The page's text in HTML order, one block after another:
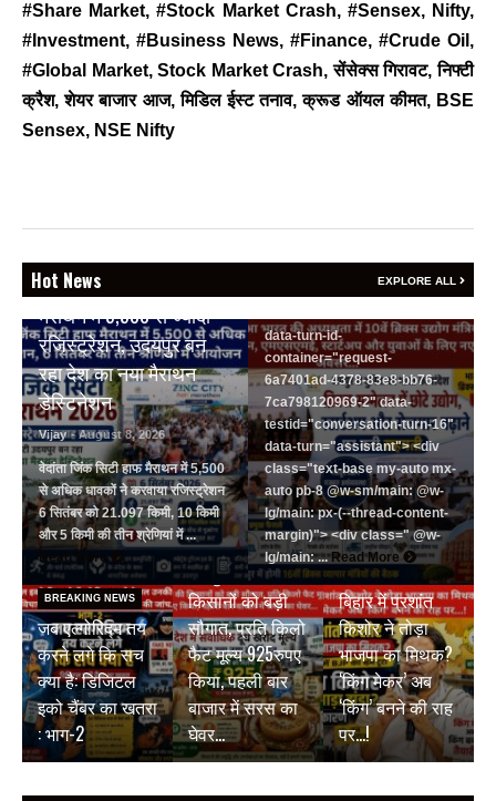
#Share Market, #Stock Market Crash, #Sensex, Nifty,
#Investment, #Business News, #Finance, #Crude Oil,
#Global Market, Stock Market Crash, सेंसेक्स गिरावट, निफ्टी
क्रैश, शेयर बाजार आज, मिडिल ईस्ट तनाव, क्रूड ऑयल कीमत, BSE
Sensex, NSE Nifty
Hot News EXPLORE ALL
वेदांता जिंक सिटी हाफ
मैराथन में 5,500 से ज्यादा
रजिस्ट्रेशन, उदयपुर बन
रहा देश का नया मैराथन
डेस्टिनेशन
Vijay - August 8, 2026
वेदांता जिंक सिटी हाफ मैराथन में 5,500
से अधिक धावकों ने करवाया रजिस्ट्रेशन
6 सितंबर को 21.097 किमी, 10 किमी
और 5 किमी की तीन श्रेणियां में ...
Read More
रोजगार बढ़ाने पर सहमति
- August 6, 2026
<section class="text-token-
text-primary w-full
R6Vx5W_threadScrollVars
data-turn-id-
container="request-
6a7401ad-4378-83e8-bb76-
7ca798120969-2" data-
testid="conversation-turn-16"
data-turn="assistant"> <div
class="text-base my-auto mx-
auto pb-8 @w-sm/main: @w-
lg/main: px-(--thread-content-
margin)"> <div class=" @w-
lg/main: ... Read More
BREAKING NEWS
जब एल्गोरिद्म तय
करने लगे कि सच
क्या है: डिजिटल
इको चैंबर का खतरा
: भाग-2
BREAKING NEWS
जयपुर डेयरी की
किसानों को बड़ी
सौगात, प्रति किलो
फैट मूल्य 925रुपए
किया, पहली बार
बाजार में सरस का
घेवर…
BREAKING NEWS
बिहार में प्रशांत
किशोर ने तोड़ा
भाजपा का मिथक?
‘किंग मेकर’ अब
‘किंग’ बनने की राह
पर…!